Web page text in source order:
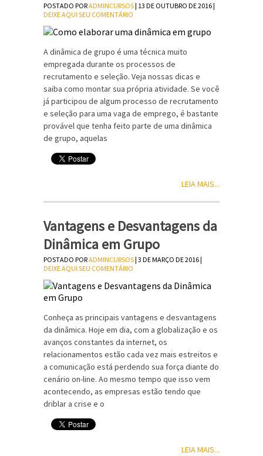
POSTADO PORADMINCURSOS| 13 DE OUTUBRO DE 2016 |
DEIXE AQUI SEU COMENTÁRIO
A dinâmica de grupo é uma técnica muito
empregada durante os processos de
recrutamento e seleção. Veja nossas dicas e
saiba como montar sua própria atividade. Se você
já participou de algum processo de recrutamento
e seleção para uma vaga de emprego, é bastante
provável que tenha feito parte de uma dinâmica
de grupo, aquelas
LEIA MAIS...
Vantagens e Desvantagens da
Dinâmica em Grupo
POSTADO PORADMINCURSOS| 3 DE MARÇO DE 2016 |
DEIXE AQUI SEU COMENTÁRIO
Conheça as principais vantagens e desvantagens
da dinâmica. Hoje em dia, com a globalização e os
avanços constantes da internet, os
relacionamentos estão cada vez mais estreitos e
a comunicação está perdendo sua força diante do
cenário on-line. Ao mesmo tempo que isso vem
acontecendo, as empresas estão tendo que
driblar a crise e o
LEIA MAIS...